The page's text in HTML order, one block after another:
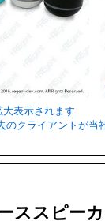
表示されます
のクライアントが当
ススピー